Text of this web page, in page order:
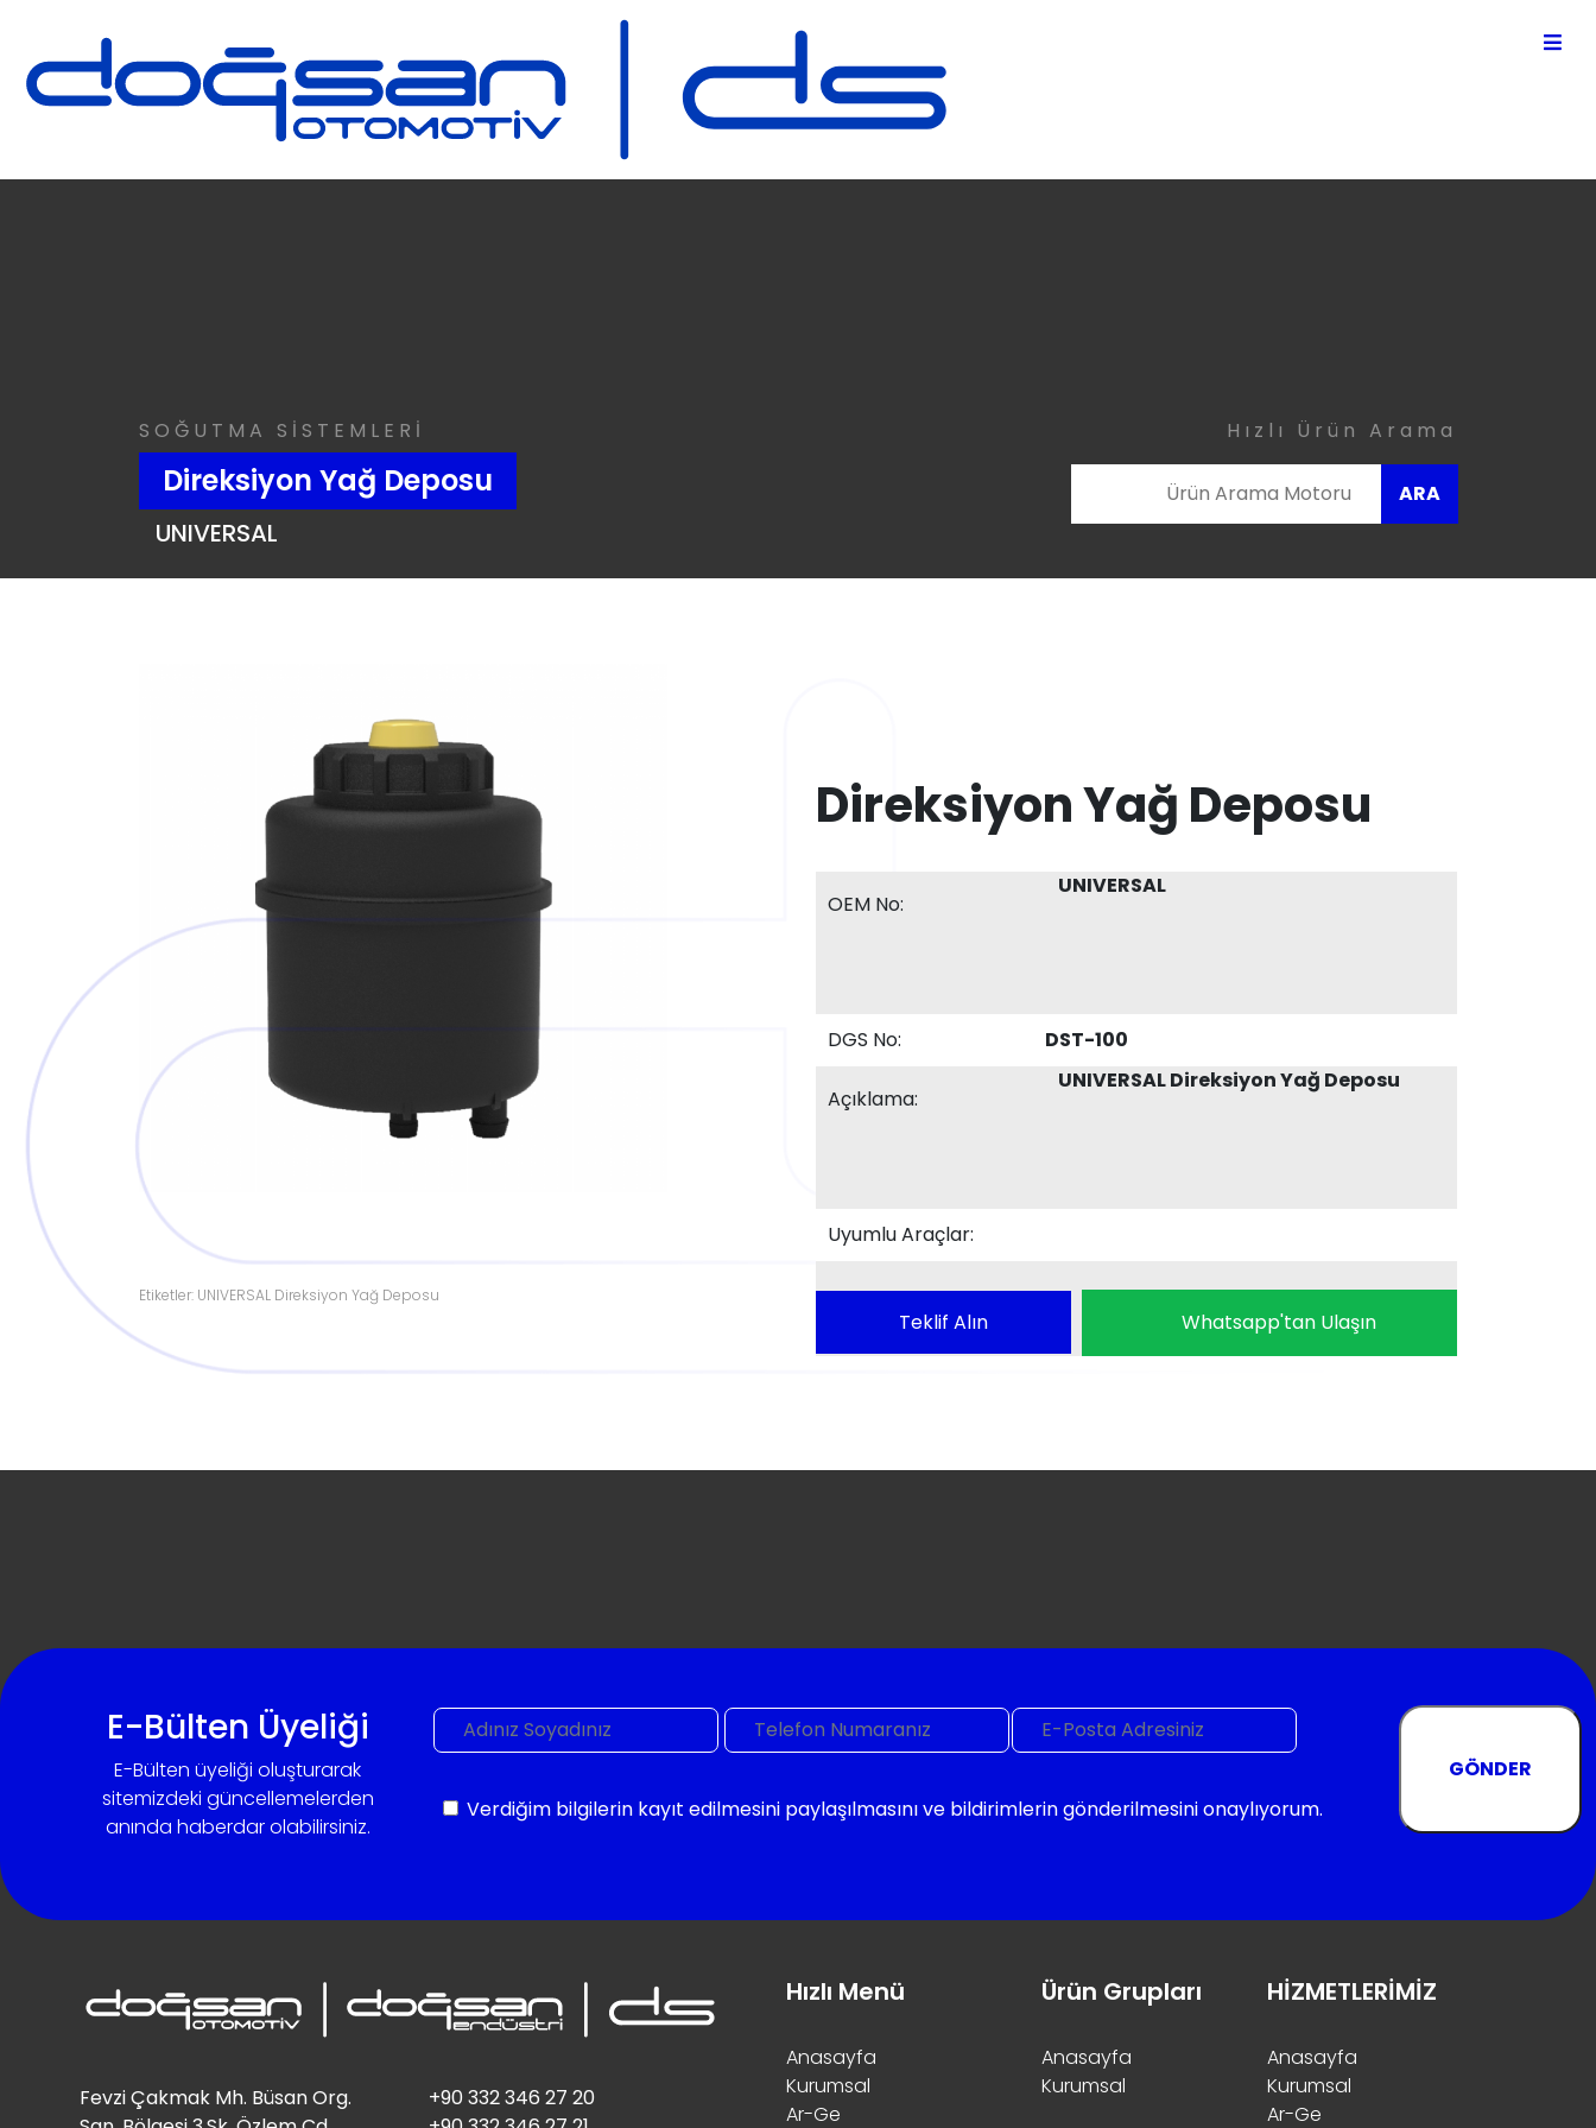
SOĞUTMA SİSTEMLERİ
Direksiyon Yağ Deposu
UNIVERSAL
Hızlı Ürün Arama
ARA
Etiketler: UNIVERSAL Direksiyon Yağ Deposu
Direksiyon Yağ Deposu
OEM No:
UNIVERSAL
DGS No: DST-100
Açıklama:
UNIVERSAL Direksiyon Yağ Deposu
Uyumlu Araçlar:
Teklif Alın Whatsapp'tan Ulaşın
E-Bülten Üyeliği
E-Bülten üyeliği oluşturarak
sitemizdeki güncellemelerden
anında haberdar olabilirsiniz.
GÖNDER
Verdiğim bilgilerin kayıt edilmesini paylaşılmasını ve bildirimlerin gönderilmesini onaylıyorum.
Fevzi Çakmak Mh. Büsan Org.
+90 332 346 27 20
Hızlı Menü
Anasayfa
Kurumsal
Ar-Ge
Ürün Grupları
Anasayfa
Kurumsal
HİZMETLERİMİZ
Anasayfa
Kurumsal
Ar-Ge